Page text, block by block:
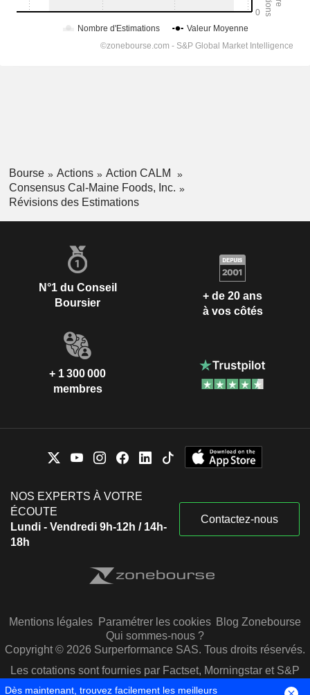
Bourse Actions
Action CALM
Consensus Cal-Maine Foods, Inc.
Révisions des Estimations
N°1 du Conseil
Boursier
+ de 20 ans
à vos côtés
+ 1 300 000
membres
NOS EXPERTS À VOTRE
ÉCOUTE
Lundi - Vendredi 9h-12h / 14h-
18h
Contactez-nous
Mentions légales Paramétrer les cookies Blog Zonebourse
Qui sommes-nous ?
Copyright © 2026 Surperformance SAS. Tous droits réservés.
Les cotations sont fournies par Factset, Morningstar et S&P
Capital IQ
Dès maintenant, trouvez facilement les meilleurs